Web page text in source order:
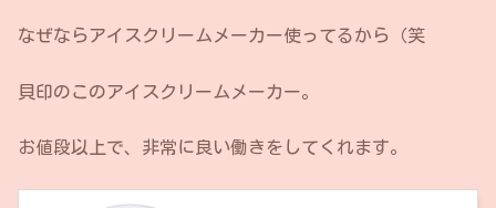
なぜならアイスクリームメーカー使ってるから（笑
貝印のこのアイスクリームメーカー。
お値段以上で、非常に良い働きをしてくれます。